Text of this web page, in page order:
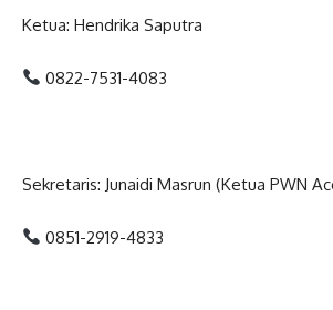
Ketua: Hendrika Saputra
0822-7531-4083
Sekretaris: Junaidi Masrun (Ketua PWN
0851-2919-4833